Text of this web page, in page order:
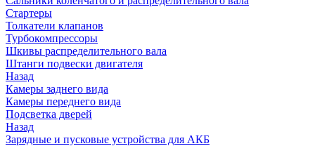
Стартеры
Толкатели клапанов
Турбокомпрессоры
Шкивы распределительного вала
Штанги подвески двигателя
Назад
Камеры заднего вида
Камеры переднего вида
Подсветка дверей
Назад
Зарядные и пусковые устройства для АКБ